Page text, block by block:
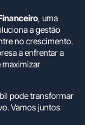
, uma
a gestão
no crescimento.
a enfrentar a
maximizar
pode transformar
Vamos juntos